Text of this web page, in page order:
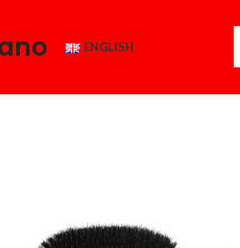
ENGLISH